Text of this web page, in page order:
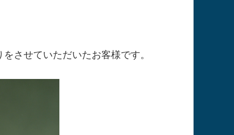
させていただいたお客様です。